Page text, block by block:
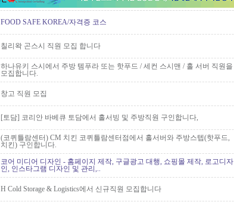
FOOD SAFE KOREA/자격증 코스
칠리왁 곤스시 직원 모집 합니다
하나유키 스시에서 주방 템푸라 또는 핫푸드 / 세컨 스시맨 / 홀 서버 직원을
모집합니다.
창고 직원 모집
[토담] 코리안 바베큐 토담에서 홀서빙 및 주방직원 구인합니다,
(코퀴틀람센터) CM 치킨 코퀴틀람센터점에서 홀서버와 주방스텝(핫푸드,
치킨) 구인합니다.
코어 미디어 디자인 - 홈페이지 제작, 구글광고 대행, 쇼핑몰 제작, 로고디자
인, 인스타그램 디자인 및 관리,..
H Cold Storage & Logistics에서 신규직원 모집합니다